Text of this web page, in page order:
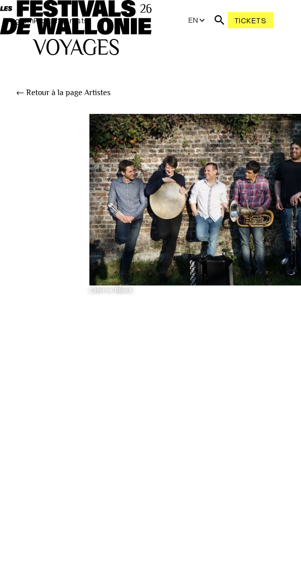
ProgramProjectsArtists EN TICKETS
← Retour à la page Artistes
©Hervé Blieck